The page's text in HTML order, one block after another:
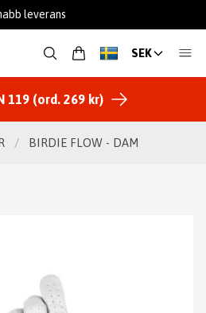
support
SEK
119 (ord. 269 kr)
/ BIRDIE FLOW - DAM